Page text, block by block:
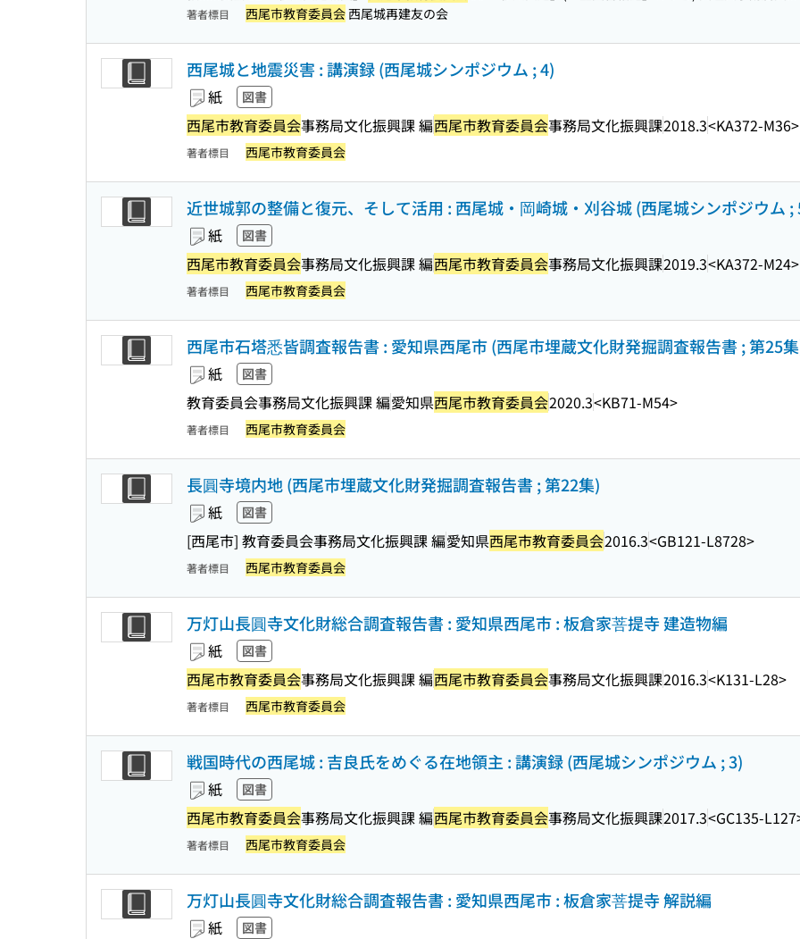
著者標目 西尾市教育委員会西尾城再建友の会
西尾城と地震災害 : 講演録 (西尾城シンポジウム ; 4)
紙 図書
西尾市教育委員会事務局文化振興課 編西尾市教育委員会事務局文化振興課2018.3<KA372-M36>
著者標目 西尾市教育委員会
近世城郭の整備と復元、そして活用 : 西尾城・岡崎城・刈谷城 (西尾城シンポジウム ;
紙 図書
西尾市教育委員会事務局文化振興課 編西尾市教育委員会事務局文化振興課2019.3<KA372-M24>
著者標目 西尾市教育委員会
西尾市石塔悉皆調査報告書 : 愛知県西尾市 (西尾市埋蔵文化財発掘調査報告書 ; 第25
紙 図書
教育委員会事務局文化振興課 編愛知県西尾市教育委員会2020.3<KB71-M54>
著者標目 西尾市教育委員会
長圓寺境内地 (西尾市埋蔵文化財発掘調査報告書 ; 第22集)
紙 図書
[西尾市] 教育委員会事務局文化振興課 編愛知県西尾市教育委員会2016.3<GB121-L8728>
著者標目 西尾市教育委員会
万灯山長圓寺文化財総合調査報告書 : 愛知県西尾市 : 板倉家菩提寺 建造物編
紙 図書
西尾市教育委員会事務局文化振興課 編西尾市教育委員会事務局文化振興課2016.3<K131-L28>
著者標目 西尾市教育委員会
戦国時代の西尾城 : 吉良氏をめぐる在地領主 : 講演録 (西尾城シンポジウム ; 3)
紙 図書
西尾市教育委員会事務局文化振興課 編西尾市教育委員会事務局文化振興課2017.3<GC135-
著者標目 西尾市教育委員会
万灯山長圓寺文化財総合調査報告書 : 愛知県西尾市 : 板倉家菩提寺 解説編
紙 図書